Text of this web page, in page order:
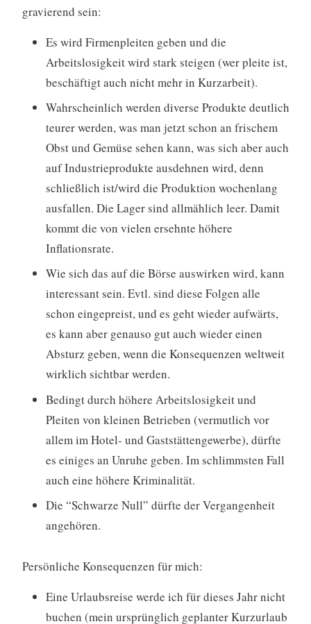
gravierend sein:
Es wird Firmenpleiten geben und die
Arbeitslosigkeit wird stark steigen (wer pleite ist,
beschäftigt auch nicht mehr in Kurzarbeit).
Wahrscheinlich werden diverse Produkte deutlich
teurer werden, was man jetzt schon an frischem
Obst und Gemüse sehen kann, was sich aber auch
auf Industrieprodukte ausdehnen wird, denn
schließlich ist/wird die Produktion wochenlang
ausfallen. Die Lager sind allmählich leer. Damit
kommt die von vielen ersehnte höhere
Inflationsrate.
Wie sich das auf die Börse auswirken wird, kann
interessant sein. Evtl. sind diese Folgen alle
schon eingepreist, und es geht wieder aufwärts,
es kann aber genauso gut auch wieder einen
Absturz geben, wenn die Konsequenzen weltweit
wirklich sichtbar werden.
Bedingt durch höhere Arbeitslosigkeit und
Pleiten von kleinen Betrieben (vermutlich vor
allem im Hotel- und Gaststättengewerbe), dürfte
es einiges an Unruhe geben. Im schlimmsten Fall
auch eine höhere Kriminalität.
Die “Schwarze Null” dürfte der Vergangenheit
angehören.
Persönliche Konsequenzen für mich:
Eine Urlaubsreise werde ich für dieses Jahr nicht
buchen (mein ursprünglich geplanter Kurzurlaub